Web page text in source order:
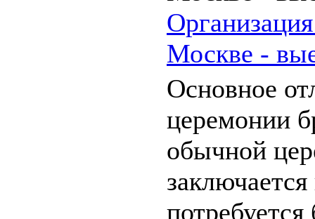
Москве -
Основное
церемонии
обычной
потребуется